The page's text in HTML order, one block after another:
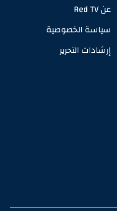
عن Red TV
سياسة الخصوصية
إرشادات التحرير